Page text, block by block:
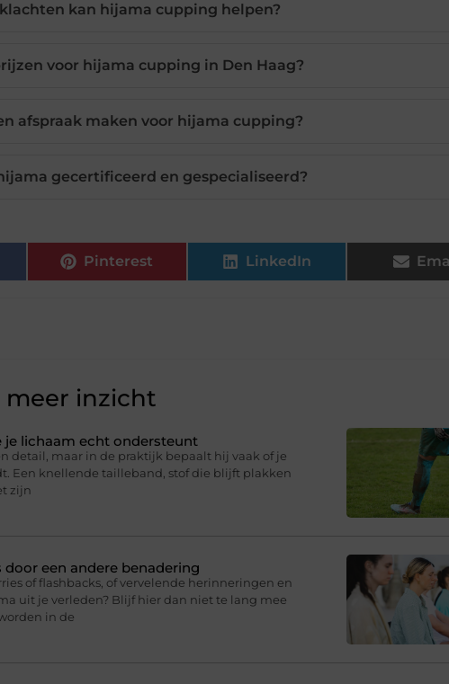
kan hijama cupping helpen?
voor hijama cupping in Den Haag?
afspraak maken voor hijama cupping?
gecertificeerd en gespecialiseerd?
Pinterest LinkedIn
meer inzicht
je lichaam echt ondersteunt
detail, maar in de praktijk bepaalt hij vaak of je
Een knellende tailleband, stof die blijft plakken
zijn
een andere benadering
of flashbacks, of vervelende herinneringen en
uit je verleden? Blijf hier dan niet te lang mee
in de